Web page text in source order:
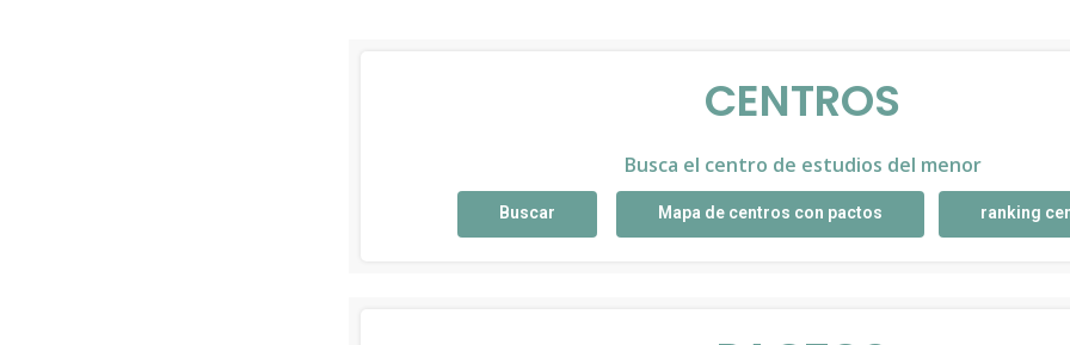
CENTROS
Busca el centro de estudios del menor
Buscar Mapa de centros con pactos ranking